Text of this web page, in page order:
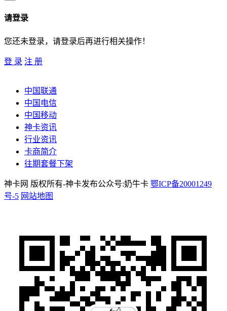
请登录
您还未登录，请登录后再进行相关操作！
登 录 注 册
中国联通
中国电信
中国移动
神卡资讯
行业资讯
卡商简介
往期套餐下架
神卡网 版权所有-神卡发布公众号:奶牛卡 鄂ICP备20001249
号-5 网站地图